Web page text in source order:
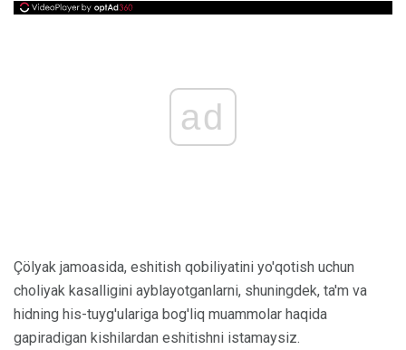
ad
Çölyak jamoasida, eshitish qobiliyatini yo'qotish uchun
choliyak kasalligini ayblayotganlarni, shuningdek, ta'm va
hidning his-tuyg'ulariga bog'liq muammolar haqida
gapiradigan kishilardan eshitishni istamaysiz.